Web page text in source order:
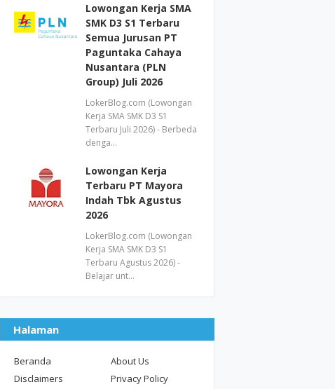
Lowongan Kerja SMA
SMK D3 S1 Terbaru
Semua Jurusan PT
Paguntaka Cahaya
Nusantara (PLN
Group) Juli 2026
LokerBlog.com (Lowongan
Kerja SMA SMK D3 S1
Terbaru Juli 2026) - Berbeda
denga…
Lowongan Kerja
Terbaru PT Mayora
Indah Tbk Agustus
2026
LokerBlog.com (Lowongan
Kerja SMA SMK D3 S1
Terbaru Agustus 2026) -
Belajar unt…
Halaman
Beranda
About Us
Disclaimers
Privacy Policy